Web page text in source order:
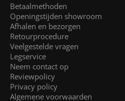
Betaalmethoden
Openingstijden showroom
Afhalen en bezorgen
Retourprocedure
Veelgestelde vragen
Legservice
Neem contact op
Reviewpolicy
Privacy policy
Algemene voorwaarden